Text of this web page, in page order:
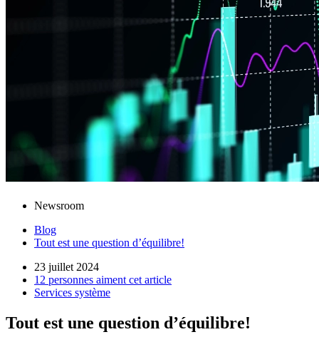
Newsroom
Blog
Tout est une question d’équilibre!
23 juillet 2024
12 personnes aiment cet article
Services système
Tout est une question d’équilibre!